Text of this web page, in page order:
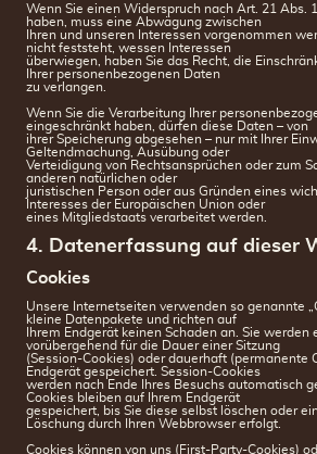
Wenn Sie einen Widerspruch nach Art. 21 Abs.
haben, muss eine Abwägung zwischen
Ihren und unseren Interessen vorgenommen
nicht feststeht, wessen Interessen
überwiegen, haben Sie das Recht, die
Ihrer personenbezogenen Daten
zu verlangen.
Wenn Sie die Verarbeitung Ihrer
eingeschränkt haben, dürfen diese Daten – von
ihrer Speicherung abgesehen – nur mit Ihrer
Geltendmachung, Ausübung oder
Verteidigung von Rechtsansprüchen oder zum
anderen natürlichen oder
juristischen Person oder aus Gründen eines
Interesses der Europäischen Union oder
eines Mitgliedstaats verarbeitet werden.
4. Datenerfassung auf dieser
Cookies
Unsere Internetseiten verwenden so genannte
kleine Datenpakete und richten auf
Ihrem Endgerät keinen Schaden an. Sie werden
vorübergehend für die Dauer einer Sitzung
(Session-Cookies) oder dauerhaft (permanente
Endgerät gespeichert. Session-Cookies
werden nach Ende Ihres Besuchs automatisch
Cookies bleiben auf Ihrem Endgerät
gespeichert, bis Sie diese selbst löschen oder
Löschung durch Ihren Webbrowser erfolgt.
Cookies können von uns (First-Party-Cookies)